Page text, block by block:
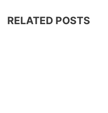
RELATED POSTS